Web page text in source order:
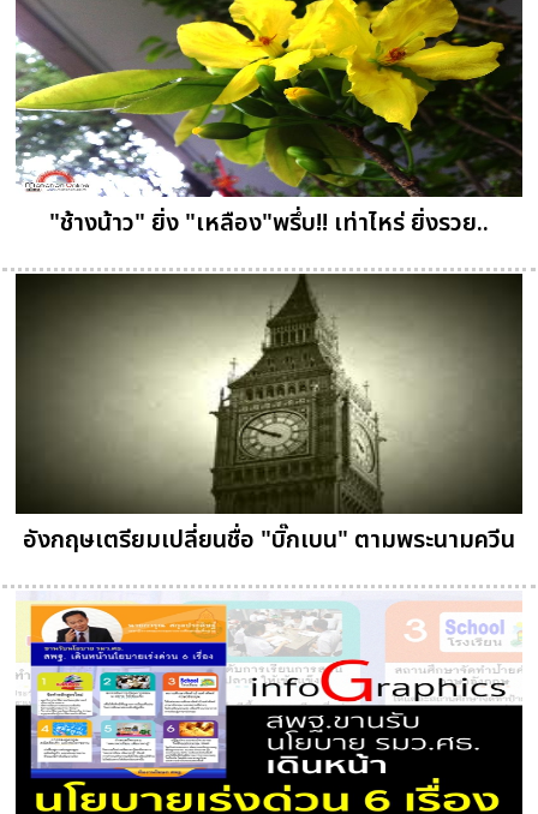
"ช้างน้าว" ยิ่ง "เหลือง"พรึ่บ!! เท่าไหร่ ยิ่งรวย..
อังกฤษเตรียมเปลี่ยนชื่อ "บิ๊กเบน" ตามพระนามควีน